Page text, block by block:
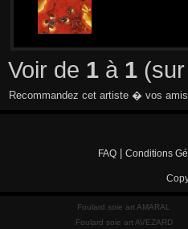
Voir de 1 à 1
Recommandez cet artiste � vos
FAQ Conditions
Foulard soie art AMARAL
Foulard soie art AVEZARD